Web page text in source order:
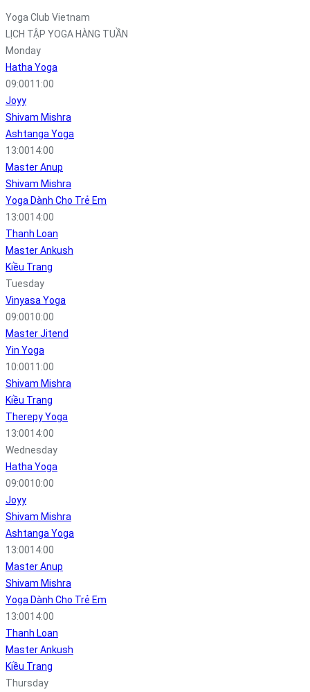
Yoga Club Vietnam
LỊCH TẬP YOGA HÀNG TUẦN
Monday
Hatha Yoga
09:0011:00
Joyy
Shivam Mishra
Ashtanga Yoga
13:0014:00
Master Anup
Shivam Mishra
Yoga Dành Cho Trẻ Em
13:0014:00
Thanh Loan
Master Ankush
Kiều Trang
Tuesday
Vinyasa Yoga
09:0010:00
Master Jitend
Yin Yoga
10:0011:00
Shivam Mishra
Kiều Trang
Therepy Yoga
13:0014:00
Wednesday
Hatha Yoga
09:0010:00
Joyy
Shivam Mishra
Ashtanga Yoga
13:0014:00
Master Anup
Shivam Mishra
Yoga Dành Cho Trẻ Em
13:0014:00
Thanh Loan
Master Ankush
Kiều Trang
Thursday